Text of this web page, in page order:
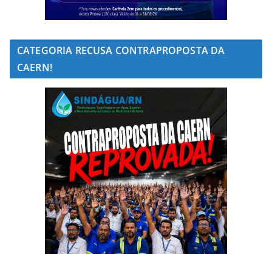
CATEGORIA RECUSA CONTRAPROPOSTA DA
CAERN!